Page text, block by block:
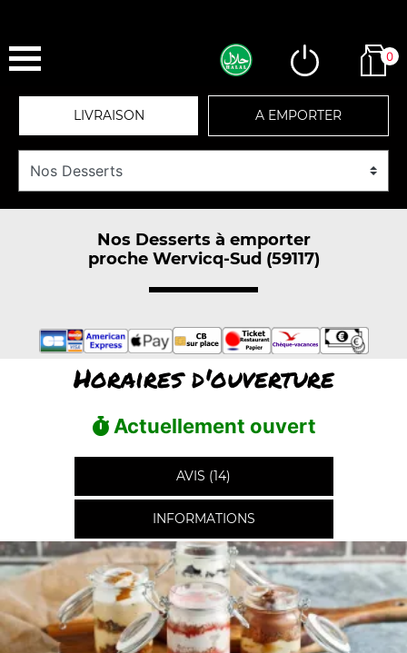
0
LIVRAISON A EMPORTER
Nos Desserts à emporter
proche Wervicq-Sud (59117)
Horaires d'ouverture
Actuellement ouvert
AVIS (14)
INFORMATIONS